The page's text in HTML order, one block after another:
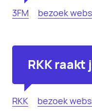
3FM bezoek
RKK raakt
RKK bezoek